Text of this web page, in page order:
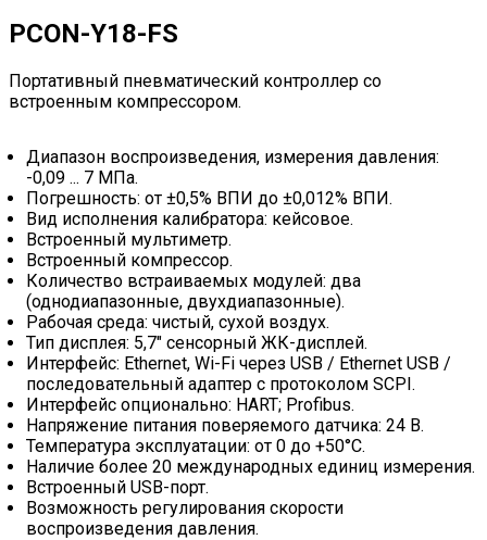
PCON-Y18-FS
Портативный пневматический контроллер со
встроенным компрессором.
Диапазон воспроизведения, измерения давления:
-0,09 ... 7 МПа.
Погрешность: от ±0,5% ВПИ до ±0,012% ВПИ.
Вид исполнения калибратора: кейсовое.
Встроенный мультиметр.
Встроенный компрессор.
Количество встраиваемых модулей: два
(однодиапазонные, двухдиапазонные).
Рабочая среда: чистый, сухой воздух.
Тип дисплея: 5,7" сенсорный ЖК-дисплей.
Интерфейс: Ethernet, Wi-Fi через USB / Ethernet USB /
последовательный адаптер с протоколом SCPI.
Интерфейс опционально: HART; Profibus.
Напряжение питания поверяемого датчика: 24 В.
Температура эксплуатации: от 0 до +50°C.
Наличие более 20 международных единиц измерения.
Встроенный USB-порт.
Возможность регулирования скорости
воспроизведения давления.